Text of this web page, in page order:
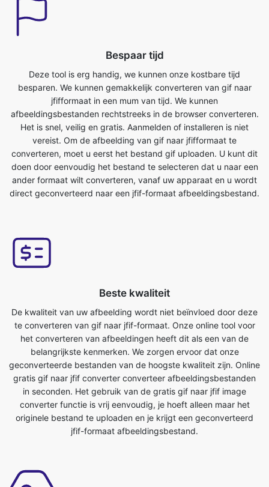
Deze tool is erg handig, we kunnen onze kostbare tijd
besparen. We kunnen gemakkelijk converteren van gif naar
jfifformaat in een mum van tijd. We kunnen
afbeeldingsbestanden rechtstreeks in de browser converteren.
Het is snel, veilig en gratis. Aanmelden of installeren is niet
vereist. Om de afbeelding van gif naar jfifformaat te
converteren, moet u eerst het bestand gif uploaden. U kunt dit
doen door eenvoudig het bestand te selecteren dat u naar een
ander formaat wilt converteren, vanaf uw apparaat en u wordt
direct geconverteerd naar een jfif-formaat afbeeldingsbestand.
De kwaliteit van uw afbeelding wordt niet beïnvloed door deze
het converteren van afbeeldingen heeft dit als een van de
belangrijkste kenmerken. We zorgen ervoor dat onze
geconverteerde bestanden van de hoogste kwaliteit zijn. Online
gratis gif naar jfif converter converteer afbeeldingsbestanden
in seconden. Het gebruik van de gratis gif naar jfif image
converter functie is vrij eenvoudig, je hoeft alleen maar het
originele bestand te uploaden en je krijgt een geconverteerd
jfif-formaat afbeeldingsbestand.